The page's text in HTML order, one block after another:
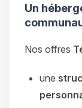
Un
Nos offres
une